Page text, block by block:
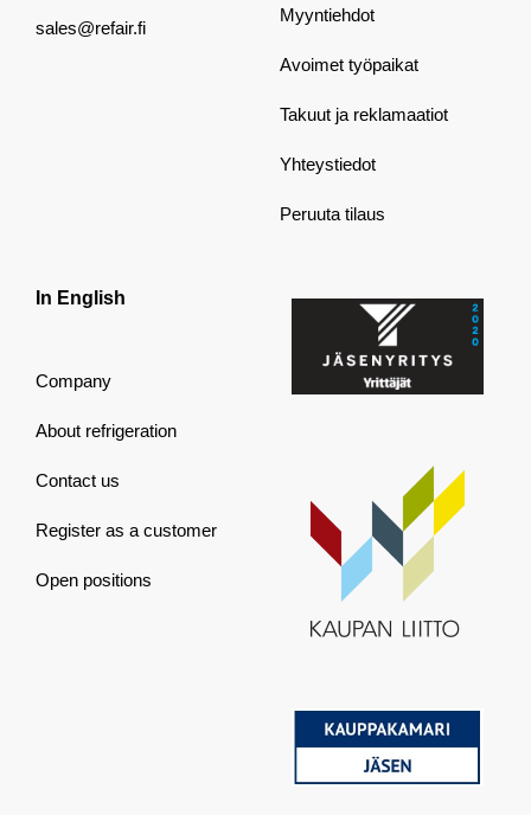
sales@refair.fi
Myyntiehdot
Avoimet työpaikat
Takuut ja reklamaatiot
Yhteystiedot
Peruuta tilaus
In English
Company
About refrigeration
Contact us
Register as a customer
Open positions